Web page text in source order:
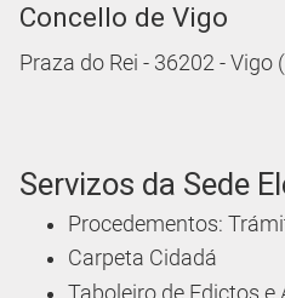
Concello de Vigo
Praza do Rei - 36202 -
Servizos da Sede
Procedementos:
Carpeta Cidadá
Taboleiro de Edictos e